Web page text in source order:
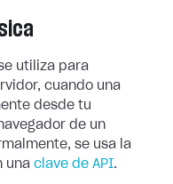
utiliza para
cuando una
desde tu
de un
se usa la
una clave de API.